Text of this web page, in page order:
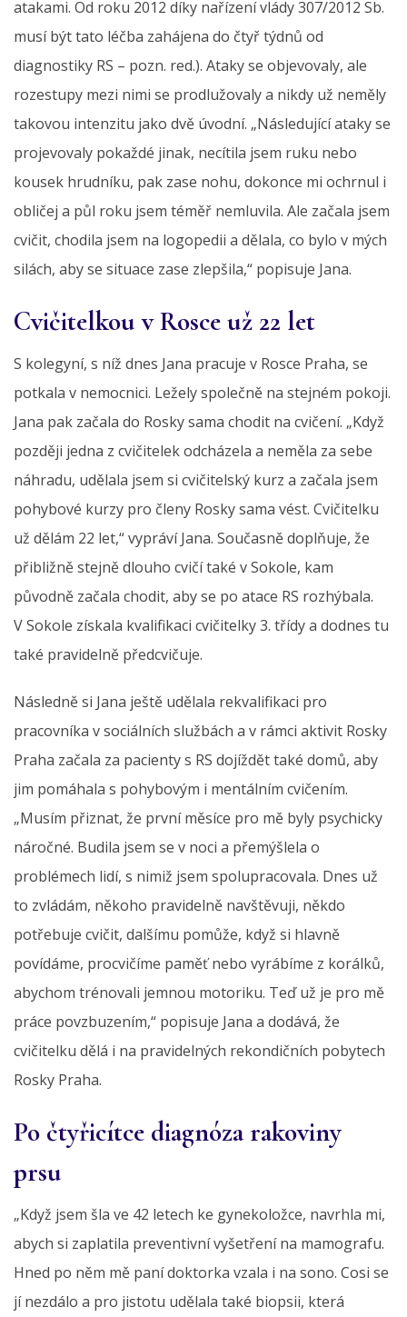
atakami. Od roku 2012 díky nařízení vlády 307/2012 Sb.
musí být tato léčba zahájena do čtyř týdnů od
diagnostiky RS – pozn. red.). Ataky se objevovaly, ale
rozestupy mezi nimi se prodlužovaly a nikdy už neměly
takovou intenzitu jako dvě úvodní. „Následující ataky se
projevovaly pokaždé jinak, necítila jsem ruku nebo
kousek hrudníku, pak zase nohu, dokonce mi ochrnul i
obličej a půl roku jsem téměř nemluvila. Ale začala jsem
cvičit, chodila jsem na logopedii a dělala, co bylo v mých
silách, aby se situace zase zlepšila,“ popisuje Jana.
Cvičitelkou v Rosce už 22 let
S kolegyní, s níž dnes Jana pracuje v Rosce Praha, se
potkala v nemocnici. Ležely společně na stejném pokoji.
Jana pak začala do Rosky sama chodit na cvičení. „Když
později jedna z cvičitelek odcházela a neměla za sebe
náhradu, udělala jsem si cvičitelský kurz a začala jsem
pohybové kurzy pro členy Rosky sama vést. Cvičitelku
už dělám 22 let,“ vypráví Jana. Současně doplňuje, že
přibližně stejně dlouho cvičí také v Sokole, kam
původně začala chodit, aby se po atace RS rozhýbala.
V Sokole získala kvalifikaci cvičitelky 3. třídy a dodnes tu
také pravidelně předcvičuje.
Následně si Jana ještě udělala rekvalifikaci pro
pracovníka v sociálních službách a v rámci aktivit Rosky
Praha začala za pacienty s RS dojíždět také domů, aby
jim pomáhala s pohybovým i mentálním cvičením.
„Musím přiznat, že první měsíce pro mě byly psychicky
náročné. Budila jsem se v noci a přemýšlela o
problémech lidí, s nimiž jsem spolupracovala. Dnes už
to zvládám, někoho pravidelně navštěvuji, někdo
potřebuje cvičit, dalšímu pomůže, když si hlavně
povídáme, procvičíme paměť nebo vyrábíme z korálků,
abychom trénovali jemnou motoriku. Teď už je pro mě
práce povzbuzením,“ popisuje Jana a dodává, že
cvičitelku dělá i na pravidelných rekondičních pobytech
Rosky Praha.
Po čtyřicítce diagnóza rakoviny
prsu
„Když jsem šla ve 42 letech ke gynekoložce, navrhla mi,
abych si zaplatila preventivní vyšetření na mamografu.
Hned po něm mě paní doktorka vzala i na sono. Cosi se
jí nezdálo a pro jistotu udělala také biopsii, která